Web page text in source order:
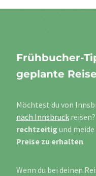
Frühbucher-
geplante
Möchtest du von
nach Innsbruck reisen?
rechtzeitig und
Preise zu erhalten.
Wenn du bei deinen